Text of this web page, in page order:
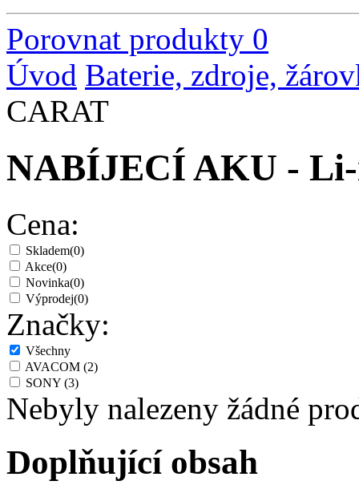
Porovnat produkty 0
Úvod Baterie, zdroje,
CARAT
NABÍJECÍ AKU -
Cena:
Skladem(0)
Akce(0)
Novinka(0)
Výprodej(0)
Značky:
Všechny
AVACOM (2)
SONY (3)
Nebyly nalezeny žádné
Doplňující obsah